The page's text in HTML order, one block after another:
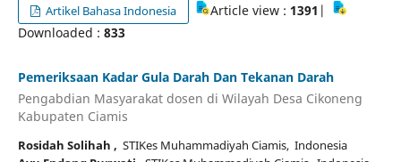
Artikel Bahasa Indonesia
Article view :1391 |
Downloaded : 833
Pemeriksaan Kadar Gula Darah Dan Tekanan Darah
Pengabdian Masyarakat dosen di Wilayah Desa Cikoneng
Kabupaten Ciamis
Rosidah Solihah , STIKes Muhammadiyah Ciamis, Indonesia